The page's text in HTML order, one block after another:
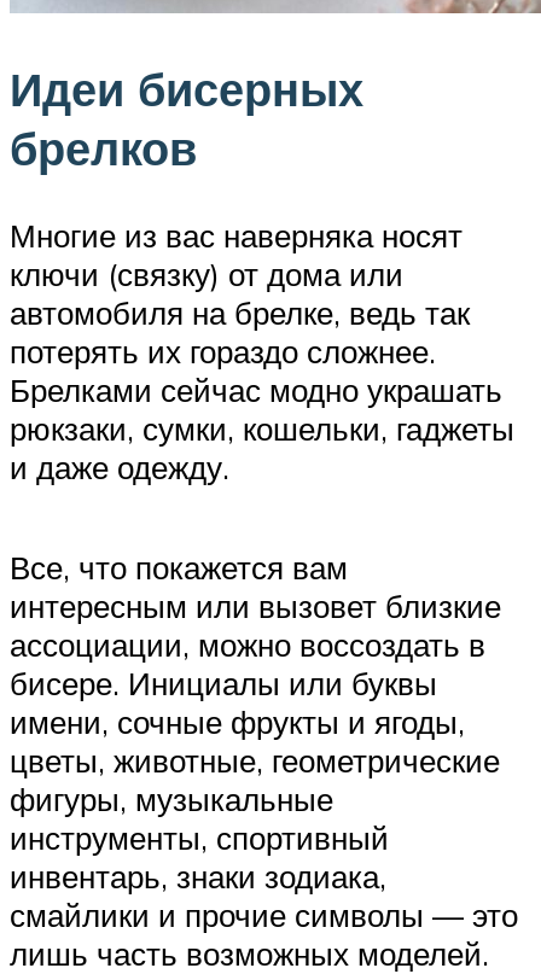
Идеи бисерных
брелков
Многие из вас наверняка носят
ключи (связку) от дома или
автомобиля на брелке, ведь так
потерять их гораздо сложнее.
Брелками сейчас модно украшать
рюкзаки, сумки, кошельки, гаджеты
и даже одежду.
Все, что покажется вам
интересным или вызовет близкие
ассоциации, можно воссоздать в
бисере. Инициалы или буквы
имени, сочные фрукты и ягоды,
цветы, животные, геометрические
фигуры, музыкальные
инструменты, спортивный
инвентарь, знаки зодиака,
смайлики и прочие символы — это
лишь часть возможных моделей.